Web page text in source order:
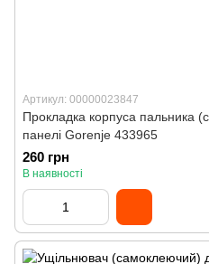
Артикул: 00000023847
Прокладка корпуса пальника
панелі Gorenje 433965
260 грн
В наявності